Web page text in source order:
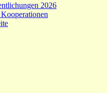
2026